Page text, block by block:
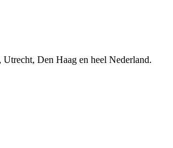
Den Haag en heel Nederland.